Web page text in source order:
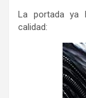
La portada ya
calidad: